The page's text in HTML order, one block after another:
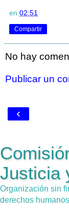
en 02:51
Compartir
No hay
Publicar un
‹
Justicia
Organización sin
derechos